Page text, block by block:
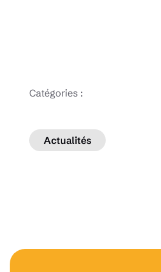
Catégories :
Actualités